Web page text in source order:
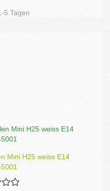
5 Tagen
Mini H25 weiss E14